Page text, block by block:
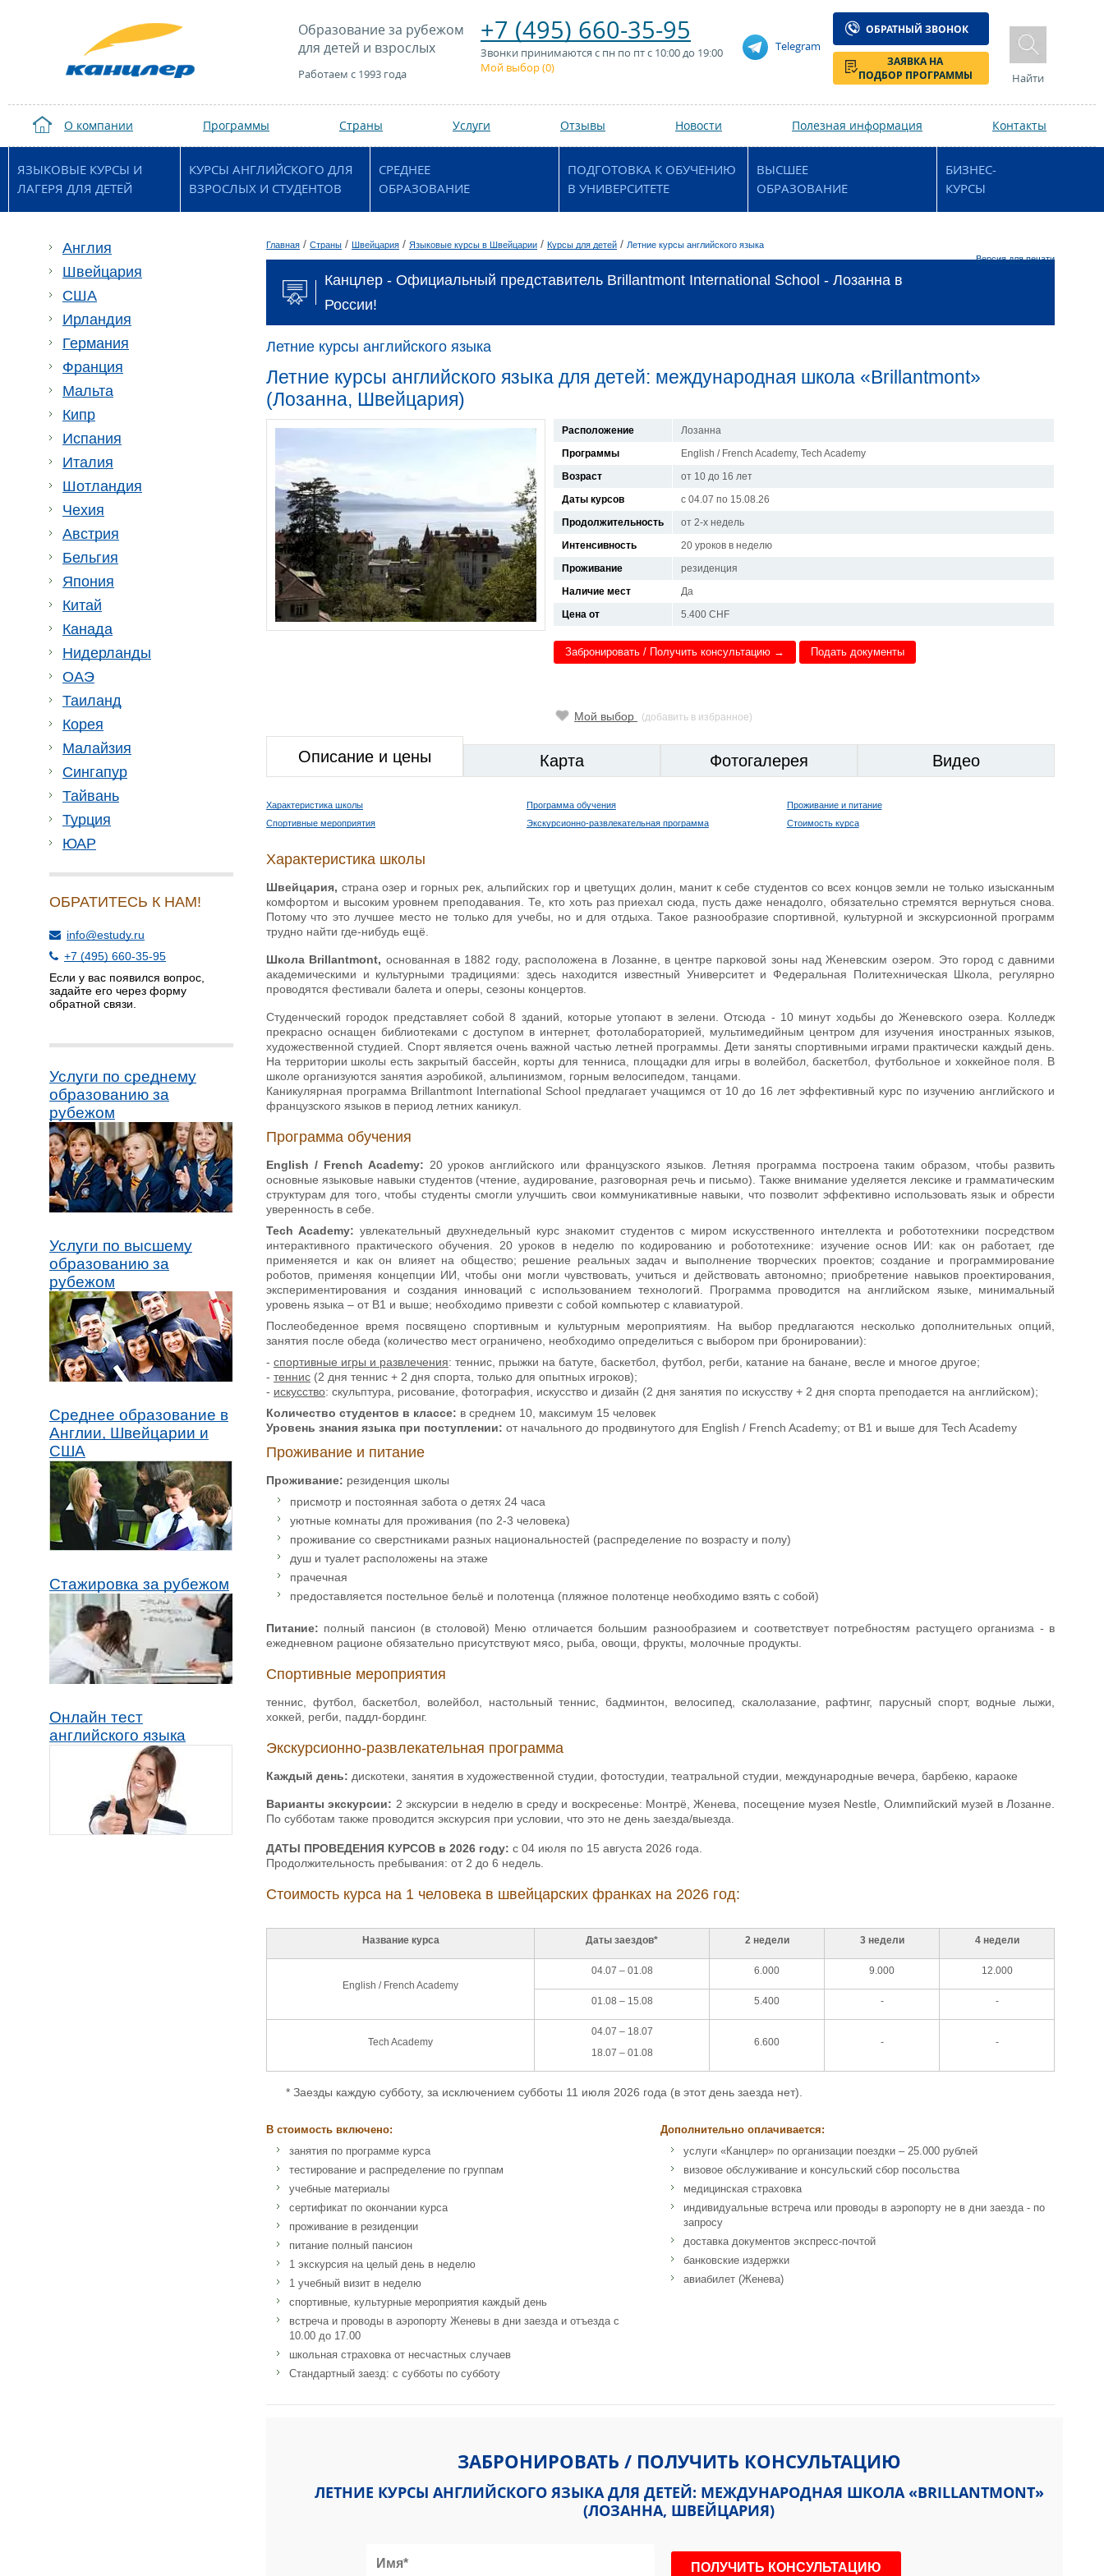
Образование за рубежом
для детей и взрослых
Работаем с 1993 года
+7 (495) 660-35-95
Звонки принимаются с пн по пт с 10:00 до 19:00
Мой выбор (0)
Telegram
ОБРАТНЫЙ ЗВОНОК
ЗАЯВКА НА
ПОДБОР ПРОГРАММЫ
Найти
О компании Программы Страны Услуги Отзывы Новости Полезная информация Контакты
ЯЗЫКОВЫЕ КУРСЫ И
ЛАГЕРЯ ДЛЯ ДЕТЕЙ
КУРСЫ АНГЛИЙСКОГО ДЛЯ
ВЗРОСЛЫХ И СТУДЕНТОВ
СРЕДНЕЕ
ОБРАЗОВАНИЕ
ПОДГОТОВКА К ОБУЧЕНИЮ
В УНИВЕРСИТЕТЕ
ВЫСШЕЕ
ОБРАЗОВАНИЕ
БИЗНЕС-
КУРСЫ
Англия
Швейцария
США
Ирландия
Германия
Франция
Мальта
Кипр
Испания
Италия
Шотландия
Чехия
Австрия
Бельгия
Япония
Китай
Канада
Нидерланды
ОАЭ
Таиланд
Корея
Малайзия
Сингапур
Тайвань
Турция
ЮАР
ОБРАТИТЕСЬ К НАМ!
info@estudy.ru
+7 (495) 660-35-95
Если у вас появился вопрос,
задайте его через форму
обратной связи.
Услуги по среднему
образованию за
рубежом
Услуги по высшему
образованию за
рубежом
Среднее образование в
Англии, Швейцарии и
США
Стажировка за рубежом
Онлайн тест
английского языка
Главная / Страны / Швейцария / Языковые курсы в Швейцарии / Курсы для детей / Летние курсы английского языка
Версия для печати
Канцлер - Официальный представитель Brillantmont International School - Лозанна в
России!
Летние курсы английского языка
Летние курсы английского языка для детей: международная школа «Brillantmont»
(Лозанна, Швейцария)
Расположение
Лозанна
Программы
English / French Academy, Tech Academy
Возраст
от 10 до 16 лет
Даты курсов
с 04.07 по 15.08.26
Продолжительность
от 2-х недель
Интенсивность
20 уроков в неделю
Проживание
резиденция
Наличие мест
Да
Цена от
5.400 CHF
Забронировать / Получить консультацию → Подать документы
Мой выбор (добавить в избранное)
Описание и цены Карта Фотогалерея Видео
Характеристика школы Программа обучения
Проживание и питание
Спортивные мероприятия
Экскурсионно-развлекательная программа Стоимость курса
Характеристика школы
Швейцария, страна озер и горных рек, альпийских гор и цветущих долин, манит к себе студентов со всех концов земли не только изысканным
комфортом и высоким уровнем преподавания. Те, кто хоть раз приехал сюда, пусть даже ненадолго, обязательно стремятся вернуться снова.
Потому что это лучшее место не только для учебы, но и для отдыха. Такое разнообразие спортивной, культурной и экскурсионной программ
трудно найти где-нибудь ещё.
Школа Brillantmont, основанная в 1882 году, расположена в Лозанне, в центре парковой зоны над Женевским озером. Это город с давними
академическими и культурными традициями: здесь находится известный Университет и Федеральная Политехническая Школа, регулярно
проводятся фестивали балета и оперы, сезоны концертов.
Студенческий городок представляет собой 8 зданий, которые утопают в зелени. Отсюда - 10 минут ходьбы до Женевского озера. Колледж
прекрасно оснащен библиотеками с доступом в интернет, фотолабораторией, мультимедийным центром для изучения иностранных языков,
художественной студией. Спорт является очень важной частью летней программы. Дети заняты спортивными играми практически каждый день.
На территории школы есть закрытый бассейн, корты для тенниса, площадки для игры в волейбол, баскетбол, футбольное и хоккейное поля. В
школе организуются занятия аэробикой, альпинизмом, горным велосипедом, танцами.
Каникулярная программа Brillantmont International School предлагает учащимся от 10 до 16 лет эффективный курс по изучению английского и
французского языков в период летних каникул.
Программа обучения
English / French Academy: 20 уроков английского или французского языков. Летняя программа построена таким образом, чтобы развить
основные языковые навыки студентов (чтение, аудирование, разговорная речь и письмо). Также внимание уделяется лексике и грамматическим
структурам для того, чтобы студенты смогли улучшить свои коммуникативные навыки, что позволит эффективно использовать язык и обрести
уверенность в себе.
Tech Academy: увлекательный двухнедельный курс знакомит студентов с миром искусственного интеллекта и робототехники посредством
интерактивного практического обучения. 20 уроков в неделю по кодированию и робототехнике: изучение основ ИИ: как он работает, где
применяется и как он влияет на общество; решение реальных задач и выполнение творческих проектов; создание и программирование
роботов, применяя концепции ИИ, чтобы они могли чувствовать, учиться и действовать автономно; приобретение навыков проектирования,
экспериментирования и создания инноваций с использованием технологий. Программа проводится на английском языке, минимальный
уровень языка – от В1 и выше; необходимо привезти с собой компьютер с клавиатурой.
Послеобеденное время посвящено спортивным и культурным мероприятиям. На выбор предлагаются несколько дополнительных опций,
занятия после обеда (количество мест ограничено, необходимо определиться с выбором при бронировании):
- спортивные игры и развлечения: теннис, прыжки на батуте, баскетбол, футбол, регби, катание на банане, весле и многое другое;
- теннис (2 дня теннис + 2 дня спорта, только для опытных игроков);
- искусство: скульптура, рисование, фотография, искусство и дизайн (2 дня занятия по искусству + 2 дня спорта преподается на английском);
Количество студентов в классе: в среднем 10, максимум 15 человек
Уровень знания языка при поступлении: от начального до продвинутого для English / French Academy; от В1 и выше для Tech Academy
Проживание и питание
Проживание: резиденция школы
присмотр и постоянная забота о детях 24 часа
уютные комнаты для проживания (по 2-3 человека)
проживание со сверстниками разных национальностей (распределение по возрасту и полу)
душ и туалет расположены на этаже
прачечная
предоставляется постельное бельё и полотенца (пляжное полотенце необходимо взять с собой)
Питание: полный пансион (в столовой) Меню отличается большим разнообразием и соответствует потребностям растущего организма - в
ежедневном рационе обязательно присутствуют мясо, рыба, овощи, фрукты, молочные продукты.
Спортивные мероприятия
теннис, футбол, баскетбол, волейбол, настольный теннис, бадминтон, велосипед, скалолазание, рафтинг, парусный спорт, водные лыжи,
хоккей, регби, паддл-бординг.
Экскурсионно-развлекательная программа
Каждый день: дискотеки, занятия в художественной студии, фотостудии, театральной студии, международные вечера, барбекю, караоке
Варианты экскурсии: 2 экскурсии в неделю в среду и воскресенье: Монтрё, Женева, посещение музея Nestle, Олимпийский музей в Лозанне.
По субботам также проводится экскурсия при условии, что это не день заезда/выезда.
ДАТЫ ПРОВЕДЕНИЯ КУРСОВ в 2026 году: с 04 июля по 15 августа 2026 года.
Продолжительность пребывания: от 2 до 6 недель.
Стоимость курса на 1 человека в швейцарских франках на 2026 год:
Название курса Даты заездов* 2 недели 3 недели 4 недели
English / French Academy
04.07 – 01.08 6.000 9.000 12.000
01.08 – 15.08 5.400 - -
Tech Academy
04.07 – 18.07
18.07 – 01.08
6.600 - -
* Заезды каждую субботу, за исключением субботы 11 июля 2026 года (в этот день заезда нет).
В стоимость включено:
занятия по программе курса
тестирование и распределение по группам
учебные материалы
сертификат по окончании курса
проживание в резиденции
питание полный пансион
1 экскурсия на целый день в неделю
1 учебный визит в неделю
спортивные, культурные мероприятия каждый день
встреча и проводы в аэропорту Женевы в дни заезда и отъезда с
10.00 до 17.00
школьная страховка от несчастных случаев
Стандартный заезд: с субботы по субботу
Дополнительно оплачивается:
услуги «Канцлер» по организации поездки – 25.000 рублей
визовое обслуживание и консульский сбор посольства
медицинская страховка
индивидуальные встреча или проводы в аэропорту не в дни заезда - по
запросу
доставка документов экспресс-почтой
банковские издержки
авиабилет (Женева)
ЗАБРОНИРОВАТЬ / ПОЛУЧИТЬ КОНСУЛЬТАЦИЮ
ЛЕТНИЕ КУРСЫ АНГЛИЙСКОГО ЯЗЫКА ДЛЯ ДЕТЕЙ: МЕЖДУНАРОДНАЯ ШКОЛА «BRILLANTMONT»
(ЛОЗАННА, ШВЕЙЦАРИЯ)